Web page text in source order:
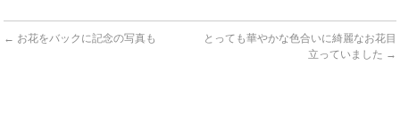
← お花をバックに記念の写真も
とっても華やかな色合いに綺麗なお花目
立っていました →